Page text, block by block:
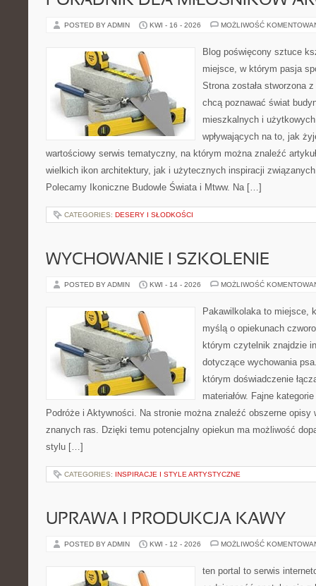
POSTED BY ADMIN KWI - 16 - 2026 MOŻLIWOŚĆ
Blog poświęcony sztuce
miejsce, w którym pasja
Strona została stworzona
chcą poznawać świat
mieszkalnych i
wpływających na to, jak
wartościowy serwis tematyczny, na którym można znaleźć
wielkich ikon architektury, jak i użytecznych inspiracji
Polecamy Ikoniczne Budowle Świata i Mtww. Na […]
CATEGORIES: DESERY I SŁODKOŚCI
WYCHOWANIE I SZKOLENIE
POSTED BY ADMIN KWI - 14 - 2026 MOŻLIWOŚĆ
Pakawilkolaka to miejsce,
myślą o opiekunach
którym czytelnik znajdzie
dotyczące wychowania
którym doświadczenie
materiałów. Fajne
Podróże i Aktywności. Na stronie można znaleźć obszerne opisy
znanych ras. Dzięki temu potencjalny opiekun ma możliwość
stylu […]
CATEGORIES: INSPIRACJE I STYLE ARTYSTYCZNE
UPRAWA I PRODUKCJA KAWY
POSTED BY ADMIN KWI - 12 - 2026 MOŻLIWOŚĆ
ten portal to serwis